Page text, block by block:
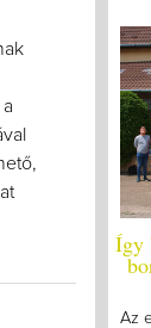
egy év alatt
tényleg a
poszt
fotók mellett a